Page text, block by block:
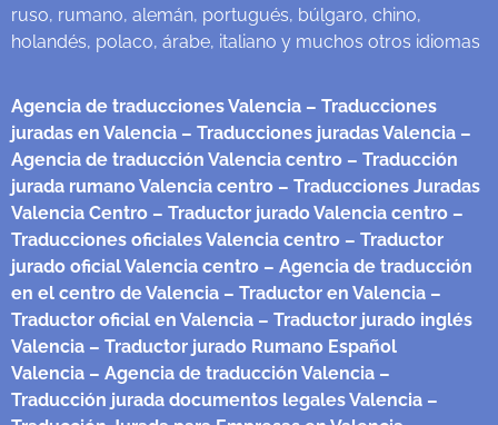
ruso, rumano, alemán, portugués, búlgaro, chino,
holandés, polaco, árabe, italiano y muchos otros idiomas
Agencia de traducciones Valencia – Traducciones
juradas en Valencia – Traducciones juradas Valencia –
Agencia de traducción Valencia centro – Traducción
jurada rumano Valencia centro – Traducciones Juradas
Valencia Centro – Traductor jurado Valencia centro –
Traducciones oficiales Valencia centro – Traductor
jurado oficial Valencia centro – Agencia de traducción
en el centro de Valencia – Traductor en Valencia –
Traductor oficial en Valencia – Traductor jurado inglés
Valencia – Traductor jurado Rumano Español
Valencia – Agencia de traducción Valencia –
Traducción jurada documentos legales Valencia –